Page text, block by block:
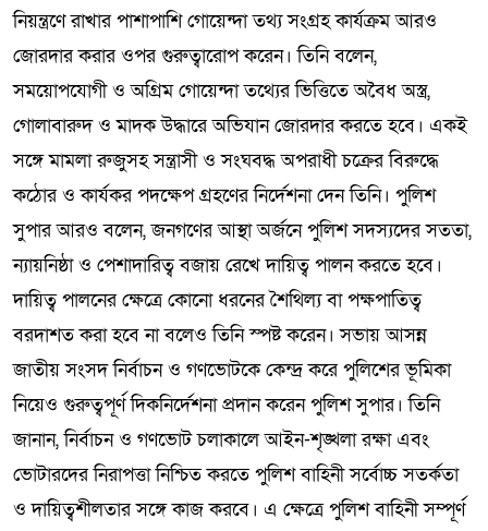
নিয়ন্ত্রণে রাখার পাশাপাশি গোয়েন্দা তথ্য সংগ্রহ কার্যক্রম আরও
জোরদার করার ওপর গুরুত্বারোপ করেন। তিনি বলেন,
সময়োপযোগী ও অগ্রিম গোয়েন্দা তথ্যের ভিত্তিতে অবৈধ অস্ত্র,
গোলাবারুদ ও মাদক উদ্ধারে অভিযান জোরদার করতে হবে। একই
সঙ্গে মামলা রুজুসহ সন্ত্রাসী ও সংঘবদ্ধ অপরাধী চক্রের বিরুদ্ধে
কঠোর ও কার্যকর পদক্ষেপ গ্রহণের নির্দেশনা দেন তিনি। পুলিশ
সুপার আরও বলেন, জনগণের আস্থা অর্জনে পুলিশ সদস্যদের সততা,
ন্যায়নিষ্ঠা ও পেশাদারিত্ব বজায় রেখে দায়িত্ব পালন করতে হবে।
দায়িত্ব পালনের ক্ষেত্রে কোনো ধরনের শৈথিল্য বা পক্ষপাতিত্ব
বরদাশত করা হবে না বলেও তিনি স্পষ্ট করেন। সভায় আসন্ন
জাতীয় সংসদ নির্বাচন ও গণভোটকে কেন্দ্র করে পুলিশের ভূমিকা
নিয়েও গুরুত্বপূর্ণ দিকনির্দেশনা প্রদান করেন পুলিশ সুপার। তিনি
জানান, নির্বাচন ও গণভোট চলাকালে আইন-শৃঙ্খলা রক্ষা এবং
ভোটারদের নিরাপত্তা নিশ্চিত করতে পুলিশ বাহিনী সর্বোচ্চ সতর্কতা
ও দায়িত্বশীলতার সঙ্গে কাজ করবে। এ ক্ষেত্রে পুলিশ বাহিনী সম্পূর্ণ